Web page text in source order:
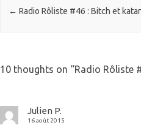
← Radio Rôliste #46 : Bitch et
10 thoughts on “Radio Rôliste
Julien P.
16 août 2015